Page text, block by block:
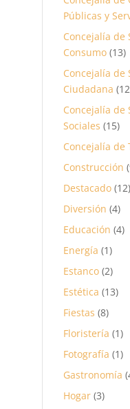
Públicas y
Concejalía de
Consumo (13)
Concejalía de
Ciudadana
Concejalía de
Sociales (15)
Concejalía de
Construcción
Destacado (12)
Diversión (4)
Educación (4)
Energía (1)
Estanco (2)
Estética (13)
Fiestas (8)
Floristería (1)
Fotografía (1)
Gastronomía
Hogar (3)